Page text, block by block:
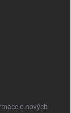
o nových